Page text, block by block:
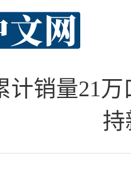
计销量21
持